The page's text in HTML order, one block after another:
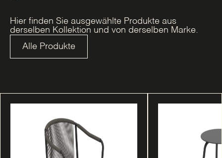
Hier finden Sie ausgewählte Produkte aus
derselben Kollektion und von derselben Marke.
Alle Produkte